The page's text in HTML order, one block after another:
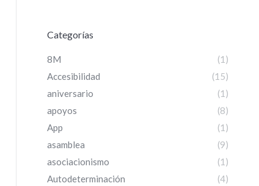
Categorías
8M
(1)
Accesibilidad
(15)
aniversario
(1)
apoyos
(8)
App
(1)
asamblea
(9)
asociacionismo
(1)
Autodeterminación
(4)